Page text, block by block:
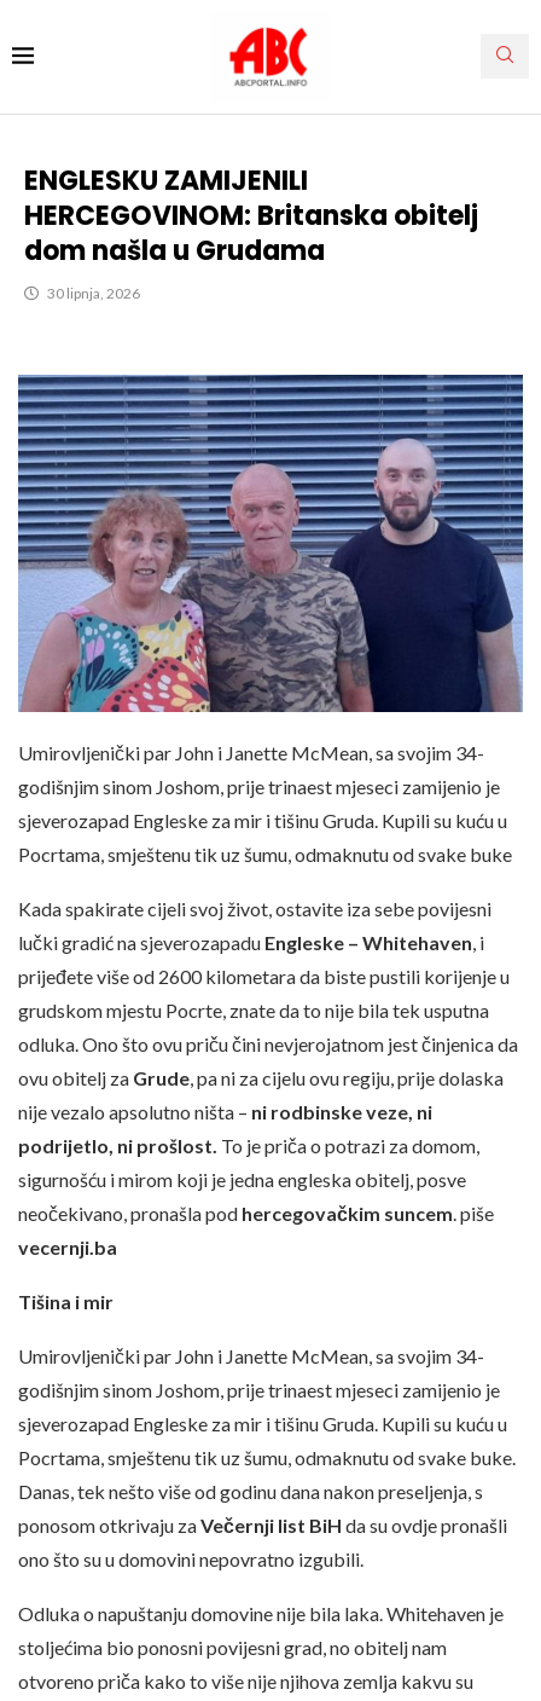
ENGLESKU ZAMIJENILI
HERCEGOVINOM: Britanska obitelj
dom našla u Grudama
30 lipnja, 2026
Umirovljenički par John i Janette McMean, sa svojim 34-
godišnjim sinom Joshom, prije trinaest mjeseci zamijenio je
sjeverozapad Engleske za mir i tišinu Gruda. Kupili su kuću u
Pocrtama, smještenu tik uz šumu, odmaknutu od svake buke
Kada spakirate cijeli svoj život, ostavite iza sebe povijesni
lučki gradić na sjeverozapadu Engleske – Whitehaven , i
prijeđete više od 2600 kilometara da biste pustili korijenje u
grudskom mjestu Pocrte, znate da to nije bila tek usputna
odluka. Ono što ovu priču čini nevjerojatnom jest činjenica da
ovu obitelj za Grude , pa ni za cijelu ovu regiju, prije dolaska
nije vezalo apsolutno ništa – ni rodbinske veze, ni
podrijetlo, ni prošlost. To je priča o potrazi za domom,
sigurnošću i mirom koji je jedna engleska obitelj, posve
neočekivano, pronašla pod hercegovačkim suncem . piše
vecernji.ba
Tišina i mir
Umirovljenički par John i Janette McMean, sa svojim 34-
godišnjim sinom Joshom, prije trinaest mjeseci zamijenio je
sjeverozapad Engleske za mir i tišinu Gruda. Kupili su kuću u
Pocrtama, smještenu tik uz šumu, odmaknutu od svake buke.
Danas, tek nešto više od godinu dana nakon preseljenja, s
ponosom otkrivaju zaVečernji list BiH da su ovdje pronašli
ono što su u domovini nepovratno izgubili.
Odluka o napuštanju domovine nije bila laka. Whitehaven je
stoljećima bio ponosni povijesni grad, no obitelj nam
otvoreno priča kako to više nije njihova zemlja kakvu su